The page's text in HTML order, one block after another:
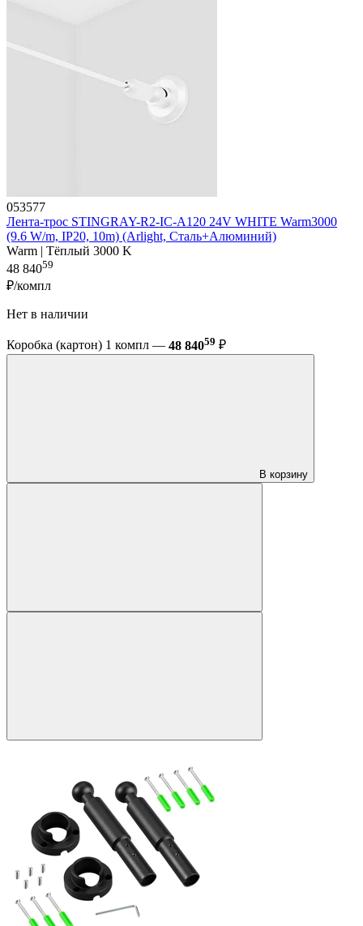
053577
Лента-трос STINGRAY-R2-IC-A120 24V WHITE Warm3000
(9.6 W/m, IP20, 10m) (Arlight, Сталь+Алюминий)
Warm | Тёплый 3000 K
48 84059
₽/компл
Нет в наличии
Коробка (картон) 1 компл — 48 84059 ₽
В корзину